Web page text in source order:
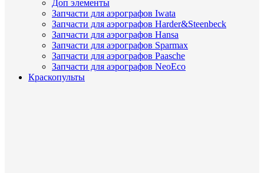
Доп элементы
Запчасти для аэрографов Iwata
Запчасти для аэрографов Harder&Steenbeck
Запчасти для аэрографов Hansa
Запчасти для аэрографов Sparmax
Запчасти для аэрографов Paasche
Запчасти для аэрографов NeoEco
Краскопульты